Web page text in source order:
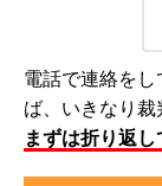
電話で連絡を
ば、いきなり裁
まずは折り返